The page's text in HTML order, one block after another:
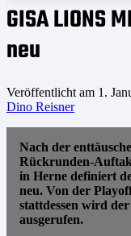
GISA LIONS
neu
Veröffentlicht am 1.
Dino Reisner
Nach der
Rückrunden-
in Herne definiert
neu. Von der
stattdessen wird
ausgerufen.